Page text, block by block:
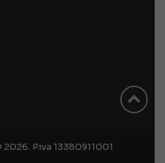
P.iva 13380911001